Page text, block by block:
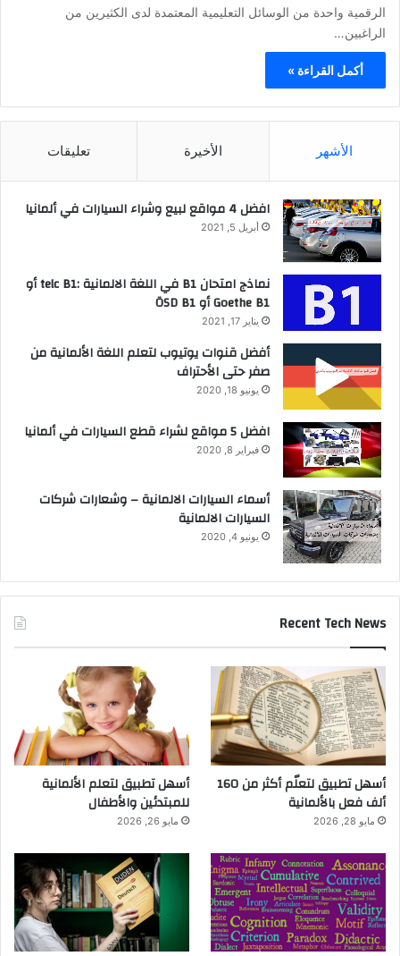
الرقمية واحدة من الوسائل التعليمية المعتمدة لدى الكثيرين من
الراغبين…
أكمل القراءة »
الأشهر الأخيرة تعليقات
افضل 4 مواقع لبيع وشراء السيارات في ألمانيا
أبريل 5, 2021
نماذج امتحان B1 في اللغة الالمانية :telc B1 أو
Goethe B1 أو ÖSD B1
يناير 17, 2021
أفضل قنوات يوتيوب لتعلم اللغة الألمانية من
صفر حتى الأحتراف
يونيو 18, 2020
افضل 5 مواقع لشراء قطع السيارات في ألمانيا
فبراير 8, 2020
أسماء السيارات الالمانية – وشعارات شركات
السيارات الالمانية
يونيو 4, 2020
Recent Tech News
أسهل تطبيق لتعلّم أكثر من 160
ألف فعل بالألمانية
مايو 28, 2026
أسهل تطبيق لتعلم الألمانية
للمبتدئين والأطفال
مايو 26, 2026